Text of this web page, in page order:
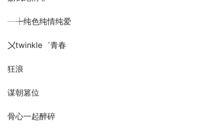
┈┾纯色纯情纯爱
〤twinkle゛青春
狂浪
谋朝篡位
骨心一起醉碎